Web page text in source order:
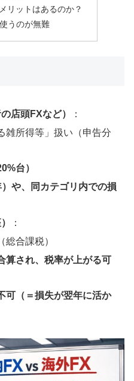
リットはあるのか？
うのが無難
店頭FXなど）
：
雑所得等」扱い（申告分
台）
や、同カテゴリ内での損
：
総合課税）
算され、税率が上がる可
可（＝損失が翌年に活か